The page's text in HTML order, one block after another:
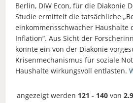
Berlin, DIW Econ, für die Diakonie
Studie ermittelt die tatsächliche
einkommensschwacher Haushalte
Inflation“. Aus Sicht der
könnte ein von der Diakonie
Krisenmechanismus für soziale
Haushalte wirkungsvoll entlasten.
angezeigt werden 121 - 140 von